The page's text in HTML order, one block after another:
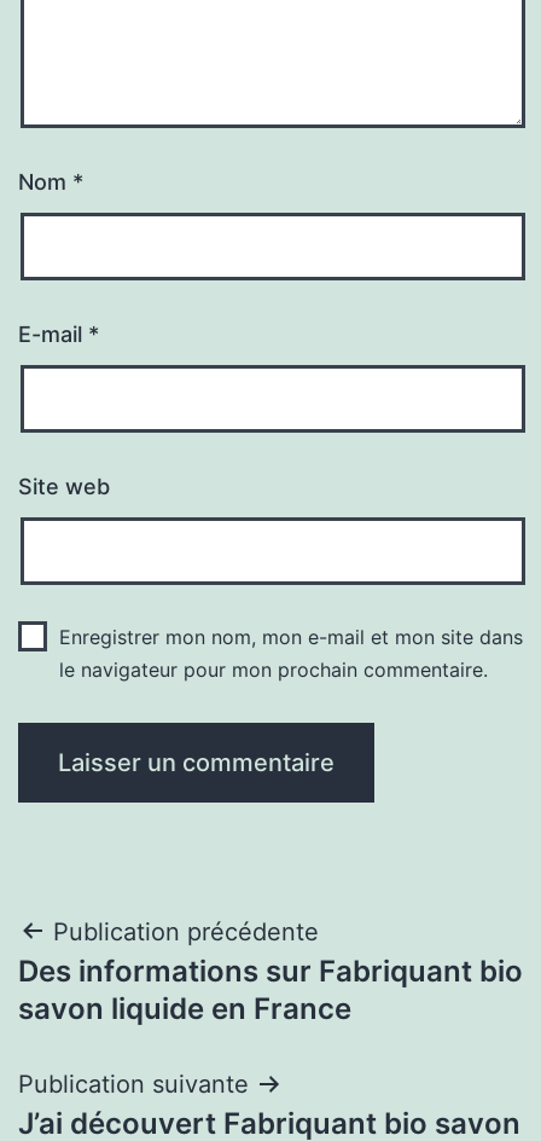
Nom *
E-mail *
Site web
Enregistrer mon nom, mon e-mail et mon site dans
le navigateur pour mon prochain commentaire.
Navigation
de
Publication précédente
Des informations sur Fabriquant bio
savon liquide en France
Publication suivante
J’ai découvert Fabriquant bio savon